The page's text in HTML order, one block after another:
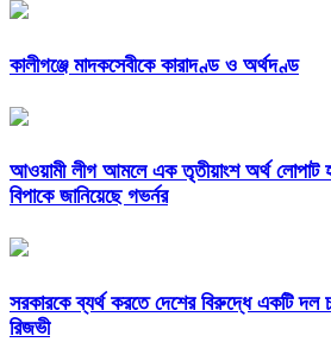
কালীগঞ্জে মাদকসেবীকে কারাদণ্ড ও অর্থদণ্ড
আওয়ামী লীগ আমলে এক তৃতীয়াংশ অর্থ লোপাট
বিপাকে জানিয়েছে গভর্নর
সরকারকে ব্যর্থ করতে দেশের বিরুদ্ধে একটি দল
রিজভী